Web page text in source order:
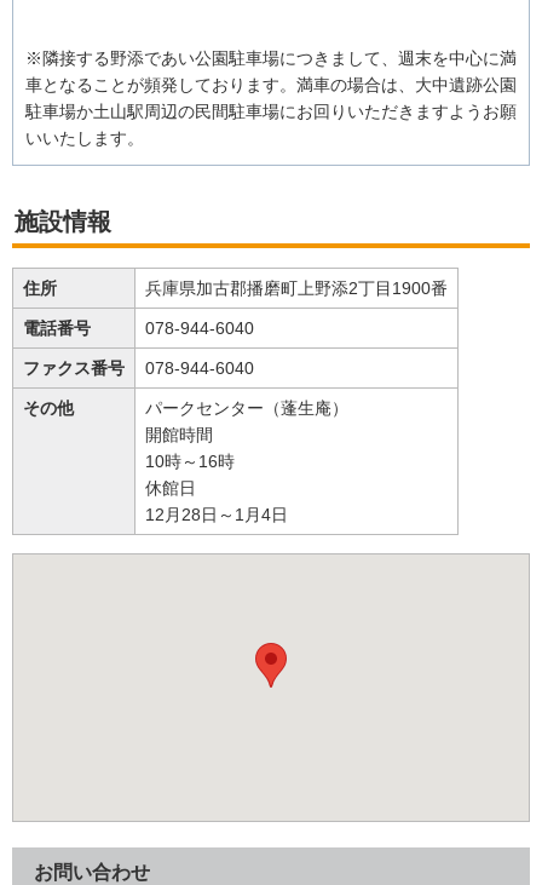
※隣接する野添であい公園駐車場につきまして、週末を中心に満
車となることが頻発しております。満車の場合は、大中遺跡公園
駐車場か土山駅周辺の民間駐車場にお回りいただきますようお願
いいたします。
施設情報
住所 兵庫県加古郡播磨町上野添2丁目1900番
電話番号 078-944-6040
ファクス番号 078-944-6040
その他
パークセンター（蓬生庵）
開館時間
10時～16時
休館日
12月28日～1月4日
お問い合わせ